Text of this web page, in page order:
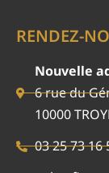
RENDEZ-
Nouvelle
6 rue du
10000
03 25 73 16